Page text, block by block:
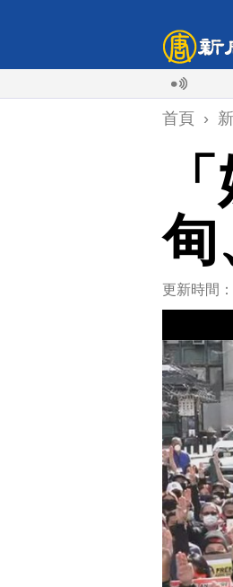
首頁 ›
甸
更新時間